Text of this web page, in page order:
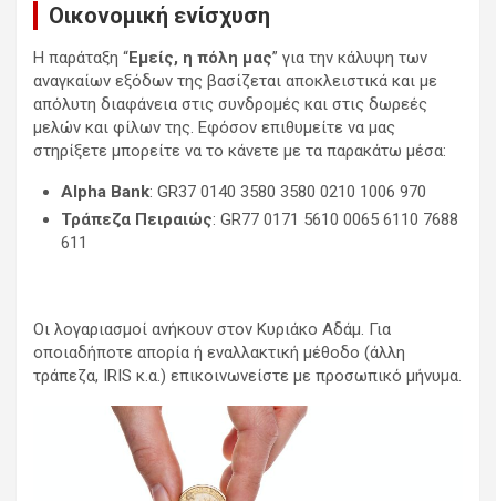
Οικονομική ενίσχυση
Η παράταξη “Εμείς, η πόλη μας” για την κάλυψη των
αναγκαίων εξόδων της βασίζεται αποκλειστικά και με
απόλυτη διαφάνεια στις συνδρομές και στις δωρεές
μελών και φίλων της. Εφόσον επιθυμείτε να μας
στηρίξετε μπορείτε να το κάνετε με τα παρακάτω μέσα:
Alpha Bank: GR37 0140 3580 3580 0210 1006 970
Τράπεζα Πειραιώς: GR77 0171 5610 0065 6110 7688
611
Οι λογαριασμοί ανήκουν στον Κυριάκο Αδάμ. Για
οποιαδήποτε απορία ή εναλλακτική μέθοδο (άλλη
τράπεζα, IRIS κ.α.) επικοινωνείστε με προσωπικό μήνυμα.